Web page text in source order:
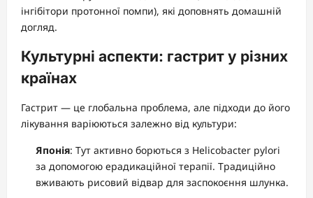
інгібітори протонної помпи), які доповнять домашній
догляд.
Культурні аспекти: гастрит у різних
країнах
Гастрит — це глобальна проблема, але підходи до його
лікування варіюються залежно від культури:
Японія: Тут активно борються з Helicobacter pylori
за допомогою ерадикаційної терапії. Традиційно
вживають рисовий відвар для заспокоєння шлунка.